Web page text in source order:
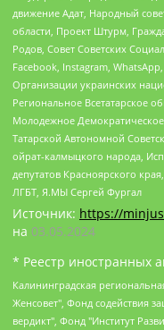
движение Адат, Народный
области, Проект Штурм,
Родов, Совет Советских
Facebook, Instagram,
Организации украинских
Региональное Всетатарское
Молодежное
Татарской Автономной
ойрат-калмыцкого народа,
депутатов Красноярского
ЛГБТ, Я.МЫ Сергей Фургал
Источник: https://
на 03.05.2024
* Реестр иностранных
Калининградская региональная общественная организация "Экозащита!-Женсовет", Фонд содействия защите прав и свобод граждан "Общественный вердикт", Фонд "Институт Развития Свободы Информации", Частное учреждение "Информационное агентство МЕМО. РУ", Региональная общественная организация "Общественная комиссия по сохранению наследия академика Сахарова", Фонд поддержки свободы прессы, Санкт-Петербургская общественная правозащитная организация "Гражданский контроль", Межрегиональная общественная организация "Информационно-просветительский центр "Мемориал", Региональный Фонд "Центр Защиты Прав Средств Массовой Информации", с 05.12.2023 Фонд "Центр Защиты Прав Средств массовой информации", Региональная общественная благотворительная организация помощи беженцам и мигрантам "Гражданское содействие", Негосударственное образовательное учреждение дополнительного профессионального образования (повышение квалификации) специалистов "АКАДЕМИЯ ПО ПРАВАМ ЧЕЛОВЕКА", Свердловская региональная общественная организация "Сутяжник", Автономная некоммерческая организация "Центр независимых социологических исследований", Союз общественных объединений "Российский исследовательский центр по правам человека", Региональное общественное учреждение научно-информационный центр "МЕМОРИАЛ", Некоммерческая организация "Фонд защиты гласности", Автономная некоммерческая организация "Институт прав человека", Городская общественная организация "Екатеринбургское общество "МЕМОРИАЛ", Городская общественная организация "Рязанское историко-просветительское и правозащитное общество "Мемориал" (Рязанский Мемориал), Челябинский региональный орган общественной самодеятельности – женское общественное объединение "Женщины Евразии", Челябинский региональный орган общественной самодеятельности "Уральская правозащитная группа", Фонд содействия защите здоровья и социальной справедливости имени Андрея Рылькова, Автономная Некоммерческая Организация "Аналитический Центр Юрия Левады", Автономная некоммерческая организация социальной поддержки населения "Проект Апрель", Региональная общественная организация помощи женщинам и детям, находящимся в кризисной ситуации "Информационно-методический центр "Анна", Фонд содействия развитию массовых коммуникаций и правовому просвещению "Так-так-Так", Фонд содействия устойчивому развитию "Серебряная тайга", Свердловский региональный общественный фонд социальных проектов "Новое время", "Idel.Реалии", Кавказ.Реалии, Крым.Реалии, Телеканал Настоящее Время, Татаро-башкирская служба Радио Свобода (Azatliq Radiosi), Радио Свободная Европа/Радио Свобода (PCE/PC), "Сибирь.Реалии", "Фактограф", Благотворительный фонд помощи осужденным и их семьям, Автономная некоммерческая организация "Институт глобализации и социальных движений", Фонд "В защиту прав заключенных", Частное учреждение "Центр поддержки и содействия развитию средств массовой информации", Пензенский региональный общественный благотворительный фонд "Гражданский союз", "Север.Реалии", Некоммерческая организация Фонд "Правовая инициатива", Общество с ограниченной ответственностью "Радио Свободная Европа/Радио Свобода", Чешское информационное агентство "MEDIUM-ORIENT", Красноярская региональная общественная организация "Мы против СПИДа", Камалягин Денис Николаевич, Маркелов Сергей Евгеньевич, Пономарев Лев Александрович, Савицкая Людмила Алексеевна, Автономная некоммерческая организация "Центр по работе с проблемой насилия "НАСИЛИЮ.НЕТ", Межрегиональный профессиональный союз работников здравоохранения "Альянс врачей", Юридическое лицо, зарегистрированное в Латвийской Республике, SIA "Medusa Project" (регистрационный номер 40103797863, дата регистрации 10.06.2014), Некоммерческая организация "Фонд по борьбе с коррупцией", Автономная некоммерческая организация "Институт права и публичной политики", Баданин Роман Сергеевич, Гликин Максим Александрович, Железнова Мария Михайловна, Лукьянова Юлия Сергеевна, Маетная Елизавета Витальевна, Маняхин Петр Борисович, Чуракова Ольга Владимировна, Ярош Юлия Петровна, Юридическое лицо "The Insider SIA", зарегистрированное в Риге,